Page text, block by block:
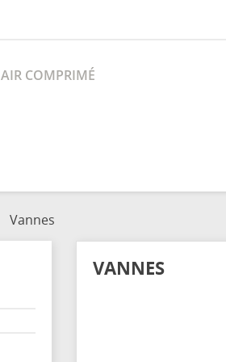
AIR COMPRIMÉ
Vannes
VANNES